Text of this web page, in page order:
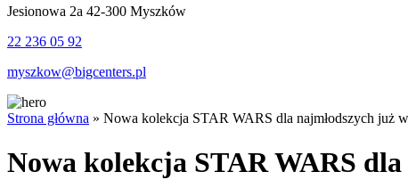
Jesionowa 2a 42-300 Myszków
22 236 05 92
myszkow@bigcenters.pl
Strona główna » Nowa kolekcja STAR WARS dla najmłodszych już
Nowa kolekcja STAR WARS